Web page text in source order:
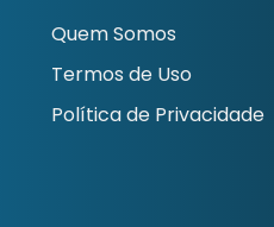
Quem Somos
Termos de Uso
Política de Privacidade